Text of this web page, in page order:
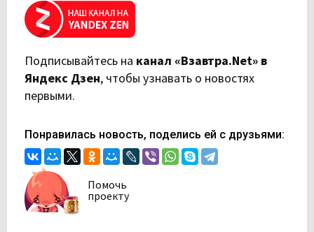
Подписывайтесь на канал «Взавтра.Net» в
Яндекс Дзен, чтобы узнавать о новостях
первыми.
Понравилась новость, поделись ей с друзьями:
Помочь
проекту